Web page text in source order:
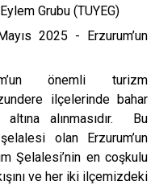
Grubu (TUYEG)
2025 - Erzurum’un
önemli turizm
ilçelerinde bahar
alınmasıdır. Bu
olan Erzurum’un
Şelalesi’nin en coşkulu
ve her iki ilçemizdeki